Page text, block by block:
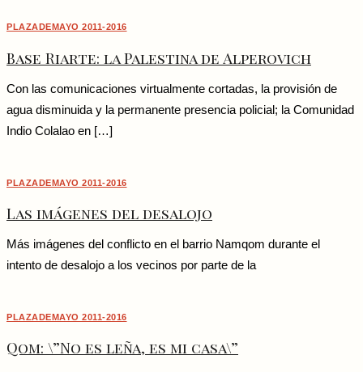
PLAZADEMAYO 2011-2016
Base Riarte: la Palestina de Alperovich
Con las comunicaciones virtualmente cortadas, la provisión de
agua disminuida y la permanente presencia policial; la Comunidad
Indio Colalao en […]
PLAZADEMAYO 2011-2016
Las imágenes del desalojo
Más imágenes del conflicto en el barrio Namqom durante el
intento de desalojo a los vecinos por parte de la
PLAZADEMAYO 2011-2016
Qom: \”No es leña, es mi casa\”